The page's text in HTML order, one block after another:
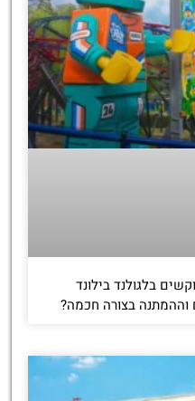
בלגולנד בילונד
וההמתנה בצורה חכמה?